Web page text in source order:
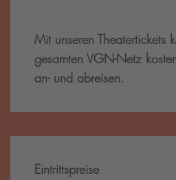
Mit unseren Theatertickets
gesamten VGN-Netz
an- und abreisen.
Eintrittspreise